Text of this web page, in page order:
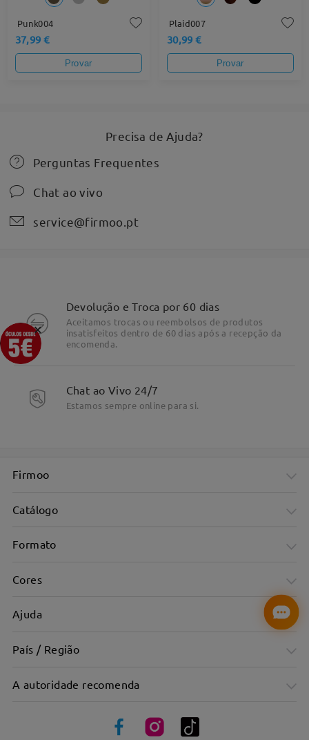
Punk004
37,99 €
Provar
Plaid007
30,99 €
Provar
Precisa de Ajuda?
Perguntas Frequentes
Chat ao vivo
service@firmoo.pt
Devolução e Troca por 60 dias
Aceitamos trocas ou reembolsos de produtos
insatisfeitos dentro de 60 dias após a recepção da
encomenda.
Chat ao Vivo 24/7
Estamos sempre online para si.
Firmoo
Catálogo
Formato
Cores
Ajuda
País / Região
A autoridade recomenda
×